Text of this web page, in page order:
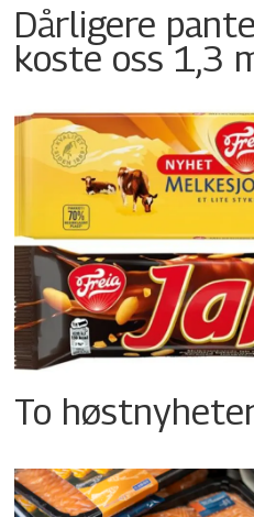
Dårligere
koste oss 1,3
To